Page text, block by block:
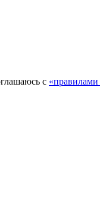
с «правилами